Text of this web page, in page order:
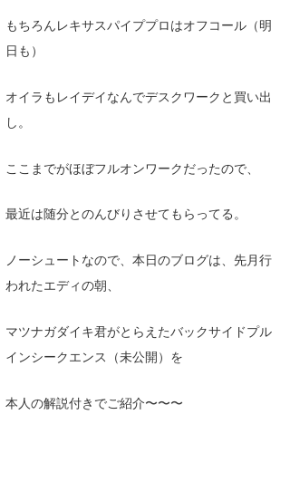
もちろんレキサスパイププロはオフコール（明
日も）
オイラもレイデイなんでデスクワークと買い出
し。
ここまでがほぼフルオンワークだったので、
最近は随分とのんびりさせてもらってる。
ノーシュートなので、本日のブログは、先月行
われたエディの朝、
マツナガダイキ君がとらえたバックサイドプル
インシークエンス（未公開）を
本人の解説付きでご紹介〜〜〜
Naoya Kimoto
Yasunari Inoue
arukasvision
DELTA FORCE SURF
CBA Films
熊谷素子
メディア
Colors MAGAZINE
福島寿実子
嵯峨明日香
進士剛光
田原啓江
植村未来
NOBUFUKU
大野”MAR”修聖
喜納海人
波伝説スタッフ
+☆maki☆+
Aichan
chan-U
ECE
G◎Da
KID